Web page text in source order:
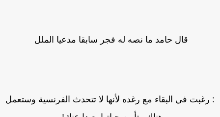
قال حامد ما نصه له فجر سابقا مدعيا الملل
في البقاء مع رغده لأنها لا تتحدث الفرنسية وستعمل